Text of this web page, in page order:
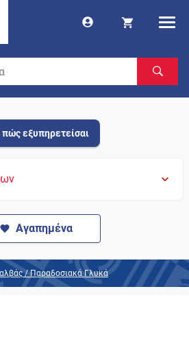
εξυπηρετείσαι
Αγαπημένα
/ Παραδοσιακά Γλυκά